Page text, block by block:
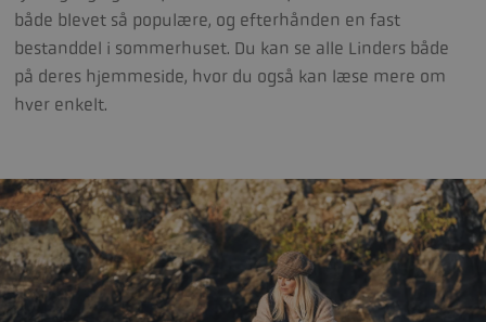
både blevet så populære, og efterhånden en fast
bestanddel i sommerhuset. Du kan se alle Linders både
på deres hjemmeside, hvor du også kan læse mere om
hver enkelt.